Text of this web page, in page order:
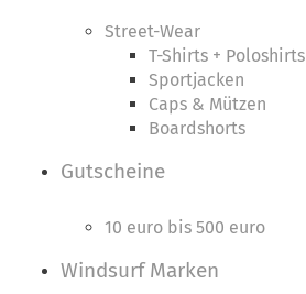
Street-Wear
T-Shirts + Poloshirts
Sportjacken
Caps & Mützen
Boardshorts
Gutscheine
10 euro bis 500 euro
Windsurf Marken